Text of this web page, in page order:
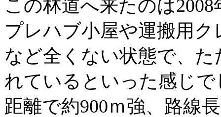
この林道へ来たのは
プレハブ小屋や運搬用
など全くない状態で、
れているといった感じ
距離で約900ｍ強、路線